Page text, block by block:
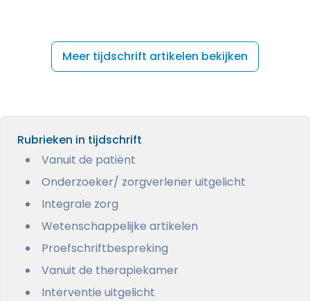
Meer tijdschrift artikelen bekijken
Rubrieken in tijdschrift
Vanuit de patiënt
Onderzoeker/ zorgverlener uitgelicht
Integrale zorg
Wetenschappelijke artikelen
Proefschriftbespreking
Vanuit de therapiekamer
Interventie uitgelicht